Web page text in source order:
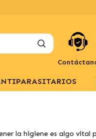
la higiene es algo